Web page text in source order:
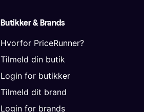
Butikker & Brands
Hvorfor PriceRunner?
Tilmeld din butik
Login for butikker
Tilmeld dit brand
Login for brands